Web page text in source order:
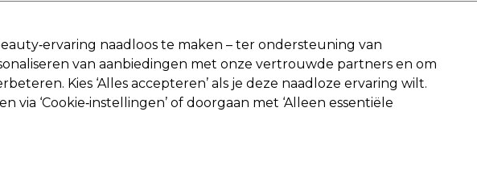
Haar Elektra Beauty Salon interieur Mannen Vegan Nieuwe producten
naadloos te maken – ter ondersteuning van
van aanbiedingen met onze vertrouwde partners en om
Kies ‘Alles accepteren’ als je deze naadloze ervaring wilt.
‘Cookie‑instellingen’ of doorgaan met ‘Alleen essentiële